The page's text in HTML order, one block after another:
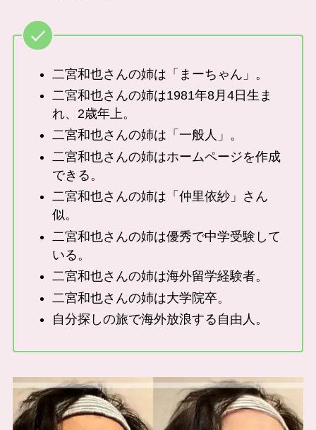
二宮和也さんの姉は「まーちゃん」。
二宮和也さんの姉は1981年8月4日生ま
れ、2歳年上。
二宮和也さんの姉は「一般人」。
二宮和也さんの姉はホームページを作成
できる。
二宮和也さんの姉は「仲里依紗」さん
似。
二宮和也さんの姉は優秀で中学受験して
いる。
二宮和也さんの姉は海外留学経験者。
二宮和也さんの姉は大学院卒。
自分探しの旅で海外放浪する自由人。